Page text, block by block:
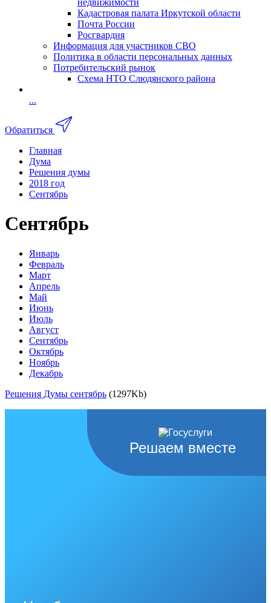
недвижимости
Кадастровая палата Иркутской области
Почта России
Росгвардия
Информация для участников СВО
Политика в области персональных данных
Потребительский рынок
Схема НТО Слюдянского района
...
Обратиться
Главная
Дума
Решения думы
2018 год
Сентябрь
Сентябрь
Январь
Февраль
Март
Апрель
Май
Июнь
Июль
Август
Сентябрь
Октябрь
Ноябрь
Декабрь
Решения Думы сентябрь (1297Kb)
Решаем вместе